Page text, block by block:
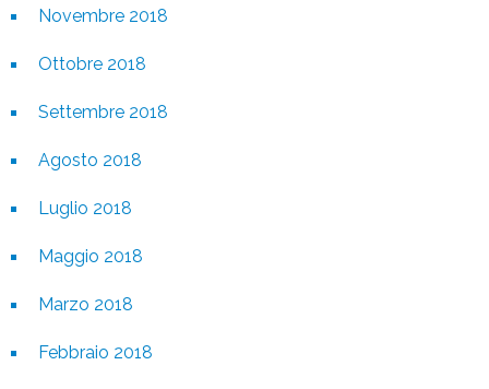
Novembre 2018
Ottobre 2018
Settembre 2018
Agosto 2018
Luglio 2018
Maggio 2018
Marzo 2018
Febbraio 2018